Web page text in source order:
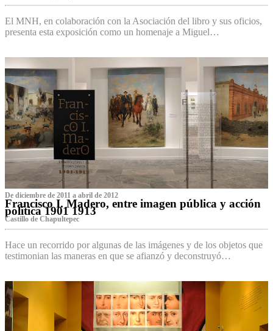
El MNH, en colaboración con la Asociación del libro y sus oficios,
presenta esta exposición como un homenaje a Miguel…
De diciembre de 2011 a abril de 2012
Francisco I. Madero, entre imagen pública y acción
política 1901 1913
Castillo de Chapultepec
Hace un recorrido por algunas de las imágenes y de los objetos que
testimonian las maneras en que se afianzó y deconstruyó…